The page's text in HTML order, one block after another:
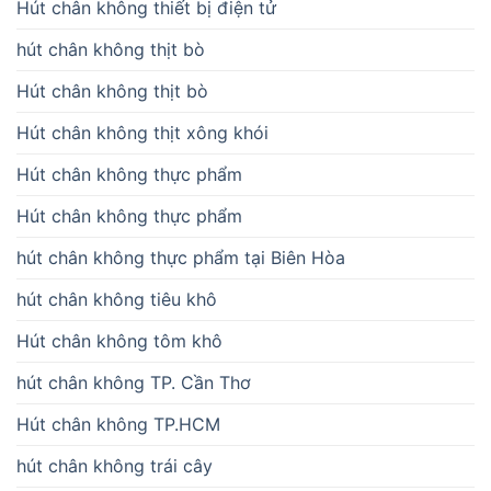
Hút chân không thiết bị điện tử
hút chân không thịt bò
Hút chân không thịt bò
Hút chân không thịt xông khói
Hút chân không thực phẩm
Hút chân không thực phẩm
hút chân không thực phẩm tại Biên Hòa
hút chân không tiêu khô
Hút chân không tôm khô
hút chân không TP. Cần Thơ
Hút chân không TP.HCM
hút chân không trái cây